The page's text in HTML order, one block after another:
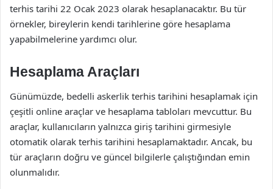
terhis tarihi 22 Ocak 2023 olarak hesaplanacaktır. Bu tür
örnekler, bireylerin kendi tarihlerine göre hesaplama
yapabilmelerine yardımcı olur.
Hesaplama Araçları
Günümüzde, bedelli askerlik terhis tarihini hesaplamak için
çeşitli online araçlar ve hesaplama tabloları mevcuttur. Bu
araçlar, kullanıcıların yalnızca giriş tarihini girmesiyle
otomatik olarak terhis tarihini hesaplamaktadır. Ancak, bu
tür araçların doğru ve güncel bilgilerle çalıştığından emin
olunmalıdır.